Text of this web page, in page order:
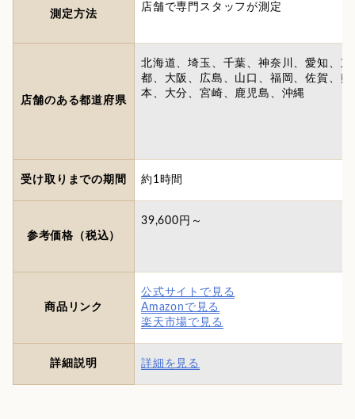
測定方法
店舗で専門スタッフが測定
店舗のある都道府県
北海道、埼玉、千葉、神奈川、愛知、京
都、大阪、広島、山口、福岡、佐賀、熊
本、大分、宮崎、鹿児島、沖縄
受け取りまでの期間 約1時間
参考価格（税込）
39,600円～
商品リンク
公式サイトで見る
Amazonで見る
楽天市場で見る
詳細説明 詳細を見る